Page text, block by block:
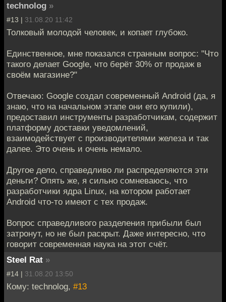
technolog »
#13 | 31.08.20 11:42
Толковый молодой человек, и копает глубоко.
Единственное, мне показался странным вопрос: "Что
такого делает Google, что берёт 30% от продаж в
своём магазине?"
Отвечаю: Google создал современный Android (да, я
знаю, что на начальном этапе они его купили),
предоставил инструменты разработчикам, содержит
платформу доставки уведомлений,
взаимодействует с производителями железа и так
далее. Это очень и очень немало.
Другое дело, справедливо ли распределяются эти
деньги? Опять же, я сильно сомневаюсь, что
разработчики ядра Linux, на котором работает
Android что-то имеют с тех продаж.
Вопрос справедливого разделения прибыли был
затронут, но не был раскрыт. Даже интересно, что
говорит современная наука на этот счёт.
Steel Rat »
#14 | 31.08.20 13:50
Кому: technolog, #13